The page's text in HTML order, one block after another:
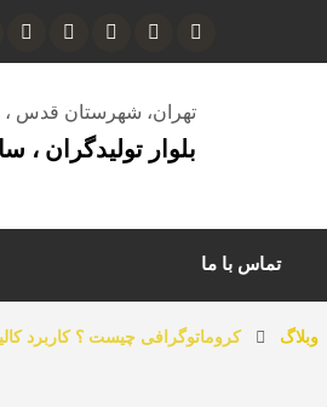
تهران، شهرستان قدس
بلوار تولیدگران ،
تماس با ما
وبلاگ
کروماتوگرافی چیست ؟ کاربرد